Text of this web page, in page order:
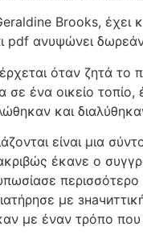
Brooks, έχει
pdf ανυψώνει
όταν ζητά
ένα οικείο
και
είναι μια
έκανε ο
με
με έναν τρόπο